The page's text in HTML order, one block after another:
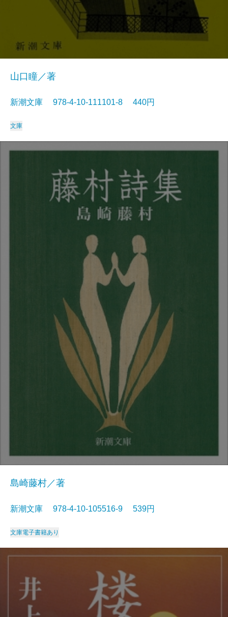
山口瞳／著
新潮文庫 978-4-10-111101-8 440円
文庫
島崎藤村／著
新潮文庫 978-4-10-105516-9 539円
文庫電子書籍あり